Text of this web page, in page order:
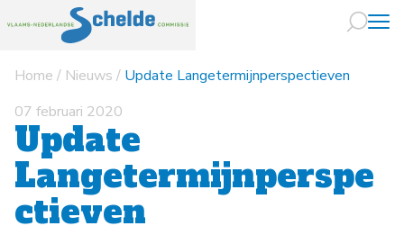
Naar
Home / Nieuws / Update Langetermijnperspectieven
07 februari 2020
Update
Langetermijnperspe
ctieven